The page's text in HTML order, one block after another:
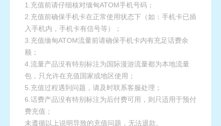
1.充值前请仔细核对缅甸ATOM手机号码；
2.充值前确保手机卡在正常使用状态下（如：手机卡已插
入手机内，手机卡有信号等）；
3.充值缅甸ATOM流量前请确保手机卡内有充足话费余
额；
4.流量产品没有特别标注为国际漫游流量都为本地流量
包，只允许在充值国家或地区使用；
5.充值过程遇到问题，请及时联系客服处理；
6.话费产品没有特别标注为后付费可用，则只适用于预付
费充值；
未遵循以上说明导致的充值问题，无法退款。